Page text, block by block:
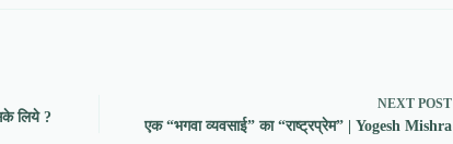
लिये ?
NEXT POST
एक “भगवा व्यवसाई” का “राष्ट्रप्रेम” | Yogesh Mishra